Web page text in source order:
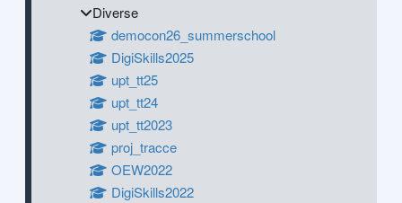
Diverse
democon26_summerschool
DigiSkills2025
upt_tt25
upt_tt24
upt_tt2023
proj_tracce
OEW2022
DigiSkills2022